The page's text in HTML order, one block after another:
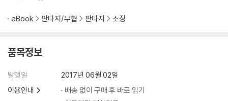
eBook 판타지/무협 판타지 소장
품목정보
발행일
2017년 06월 02일
이용안내
배송 없이 구매 후 바로 읽기